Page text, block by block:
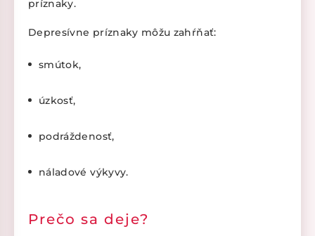
príznaky.
Depresívne príznaky môžu zahŕňať:
smútok,
úzkosť,
podráždenosť,
náladové výkyvy.
Prečo sa deje?